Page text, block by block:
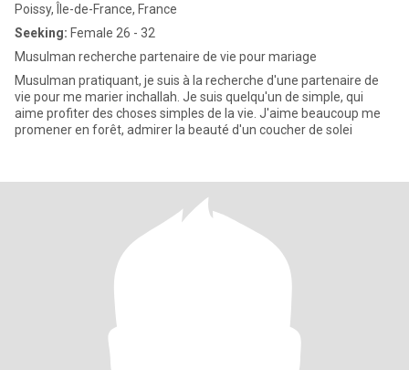
Poissy, Île-de-France, France
Seeking: Female 26 - 32
Musulman recherche partenaire de vie pour mariage
Musulman pratiquant, je suis à la recherche d'une partenaire de
vie pour me marier inchallah. Je suis quelqu'un de simple, qui
aime profiter des choses simples de la vie. J'aime beaucoup me
promener en forêt, admirer la beauté d'un coucher de solei